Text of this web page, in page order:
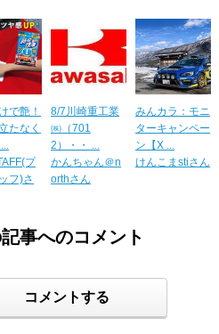
で艶！
たなく
プ
フ)さ
8/7川崎重工業
㈱（701
2）・・ ...
かんちゃん＠n
orthさん
みんカラ：モニ
ターキャンペー
ン【X ...
けんこまstiさん
事へのコメント
コメントする